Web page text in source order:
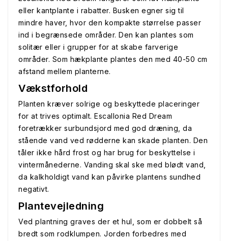
eller kantplante i rabatter. Busken egner sig til
mindre haver, hvor den kompakte størrelse passer
ind i begrænsede områder. Den kan plantes som
solitær eller i grupper for at skabe farverige
områder. Som hækplante plantes den med 40-50 cm
afstand mellem planterne.
Vækstforhold
Planten kræver solrige og beskyttede placeringer
for at trives optimalt. Escallonia Red Dream
foretrækker surbundsjord med god dræning, da
stående vand ved rødderne kan skade planten. Den
tåler ikke hård frost og har brug for beskyttelse i
vintermånederne. Vanding skal ske med blødt vand,
da kalkholdigt vand kan påvirke plantens sundhed
negativt.
Plantevejledning
Ved plantning graves der et hul, som er dobbelt så
bredt som rodklumpen. Jorden forbedres med